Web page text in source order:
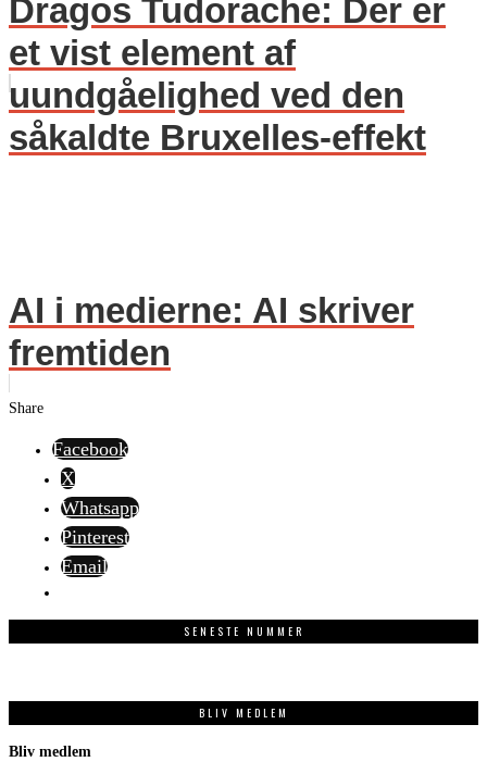
Dragos Tudorache: Der er
et vist element af
uundgåelighed ved den
såkaldte Bruxelles-effekt
AI i medierne: AI skriver
fremtiden
Share
Facebook
X
Whatsapp
Pinterest
Email
SENESTE NUMMER
BLIV MEDLEM
Bliv medlem